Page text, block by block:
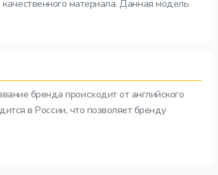
материала. Данная модель
бренда происходит от английского
в России, что позволяет бренду